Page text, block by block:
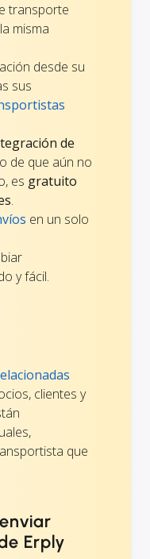
transporte
misma
desde su
sus
de
de que aún no
es gratuito
.
en un solo
y fácil.
clientes y
que
Erply